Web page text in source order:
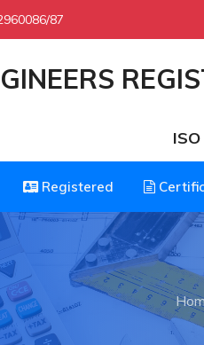
87
and Payments
Registered